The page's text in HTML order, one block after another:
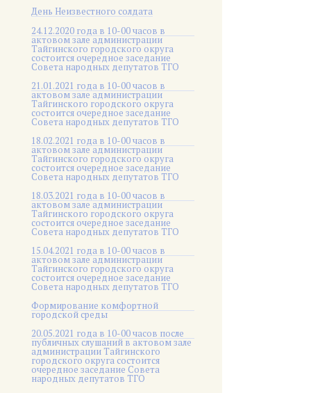
День Неизвестного солдата
24.12.2020 года в 10-00 часов в
актовом зале администрации
Тайгинского городского округа
состоится очередное заседание
Совета народных депутатов ТГО
21.01.2021 года в 10-00 часов в
актовом зале администрации
Тайгинского городского округа
состоится очередное заседание
Совета народных депутатов ТГО
18.02.2021 года в 10-00 часов в
актовом зале администрации
Тайгинского городского округа
состоится очередное заседание
Совета народных депутатов ТГО
18.03.2021 года в 10-00 часов в
актовом зале администрации
Тайгинского городского округа
состоится очередное заседание
Совета народных депутатов ТГО
15.04.2021 года в 10-00 часов в
актовом зале администрации
Тайгинского городского округа
состоится очередное заседание
Совета народных депутатов ТГО
Формирование комфортной
городской среды
20.05.2021 года в 10-00 часов после
публичных слушаний в актовом зале
администрации Тайгинского
городского округа состоится
очередное заседание Совета
народных депутатов ТГО